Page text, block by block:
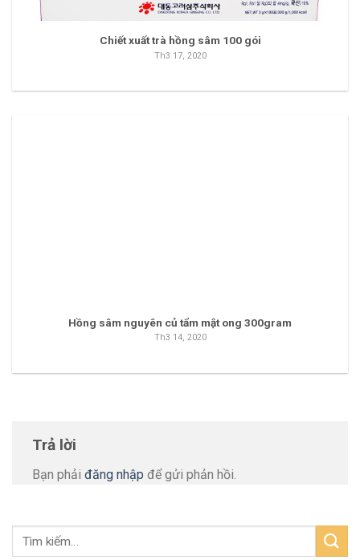
Chiết xuất trà hồng sâm 100 gói
Th3 17, 2020
Hồng sâm nguyên củ tẩm mật ong 300gram
Th3 14, 2020
Trả lời
Bạn phải đăng nhập để gửi phản hồi.